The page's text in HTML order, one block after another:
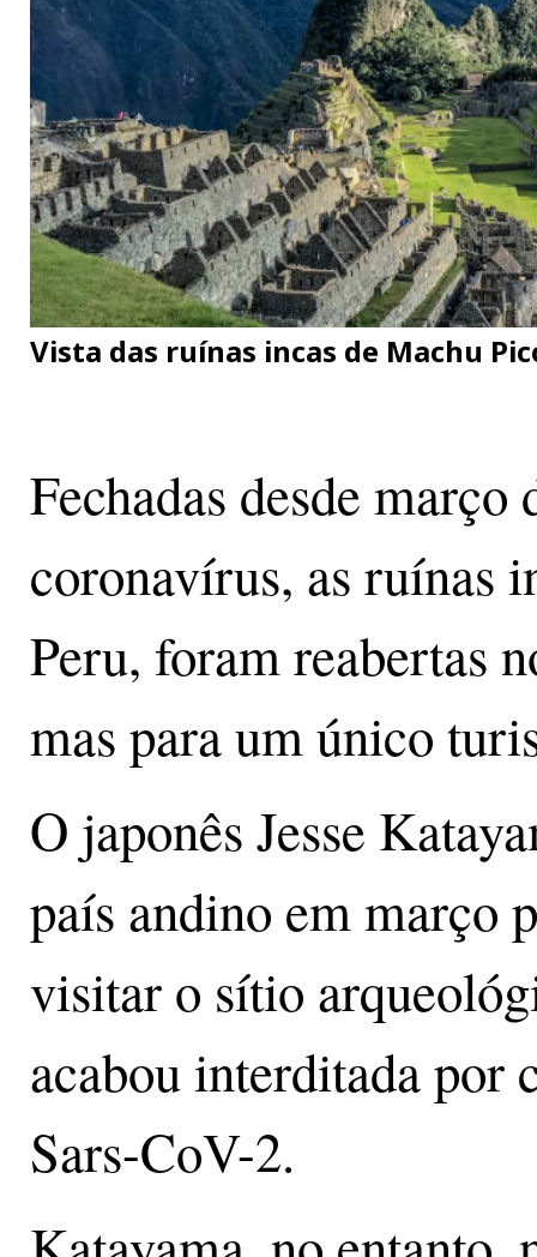
Vista das ruínas incas de Machu
Fechadas desde
coronavírus, as ruínas
Peru, foram reabertas
mas para um único
O japonês Jesse
país andino em março
visitar o sítio
acabou interditada por
Sars-CoV-2.